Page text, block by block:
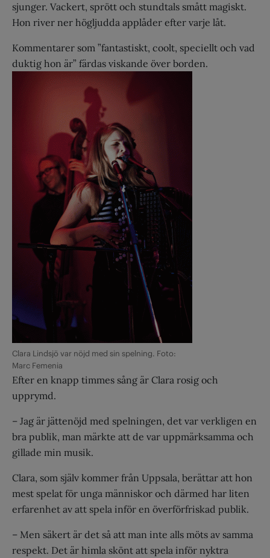
sjunger. Vackert, sprött och stundtals smått magiskt.
Hon river ner högljudda applåder efter varje låt.
Kommentarer som ”fantastiskt, coolt, speciellt och vad
duktig hon är” färdas viskande över borden.
Clara Lindsjö var nöjd med sin spelning. Foto:
Marc Femenia
Efter en knapp timmes sång är Clara rosig och
upprymd.
– Jag är jättenöjd med spelningen, det var verkligen en
bra publik, man märkte att de var uppmärksamma och
gillade min musik.
Clara, som själv kommer från Uppsala, berättar att hon
mest spelat för unga människor och därmed har liten
erfarenhet av att spela inför en överförfriskad publik.
– Men säkert är det så att man inte alls möts av samma
respekt. Det är himla skönt att spela inför nyktra